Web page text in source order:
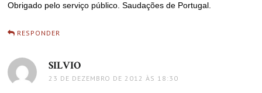
Obrigado pelo serviço público. Saudações de Portugal.
RESPONDER
SILVIO
23 DE DEZEMBRO DE 2012 ÀS 18:30